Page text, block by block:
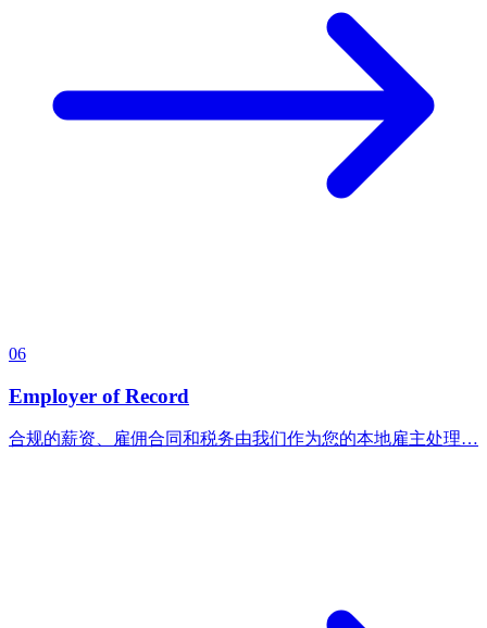
06
Employer of Record
合规的薪资、雇佣合同和税务由我们作为您的本地雇主处理…